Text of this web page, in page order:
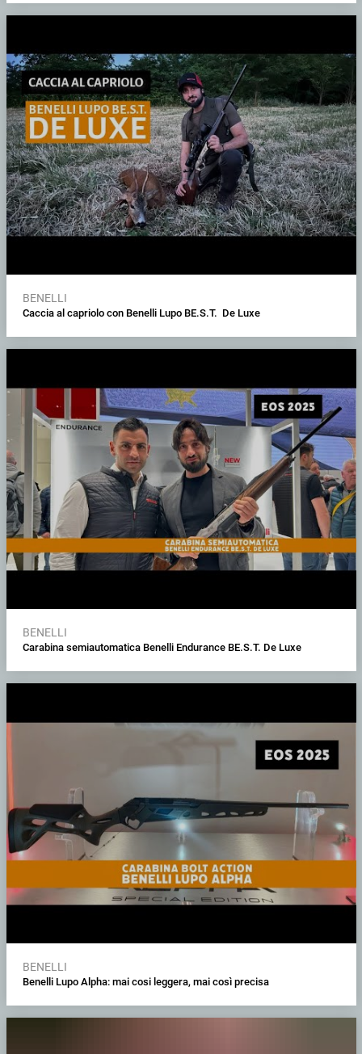
BENELLI
Caccia al capriolo con Benelli Lupo BE.S.T. De Luxe
BENELLI
Carabina semiautomatica Benelli Endurance BE.S.T. De Luxe
BENELLI
Benelli Lupo Alpha: mai cosi leggera, mai così precisa